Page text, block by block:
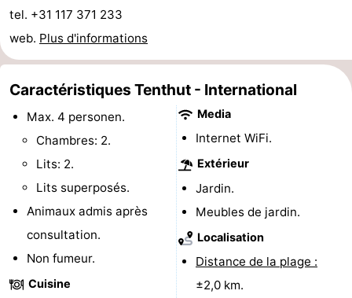
Musées
-
Monuments
-
Moulins
-
de
Terrains
tel. +31 117 371 233
web. Plus d'informations
Caractéristiques Tenthut - International
Max. 4 personen.
Chambres: 2.
Lits: 2.
Lits superposés.
Animaux admis après
consultation.
Non fumeur.
Cuisine
Media
Internet WiFi.
Extérieur
Jardin.
Meubles de jardin.
Localisation
Distance de la plage :
±2,0 km.